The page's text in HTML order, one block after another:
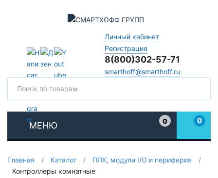
Личный кабинет
Регистрация
8(800)302-57-71
smarthoff@smarthoff.ru
МЕНЮ
0
0
Главная / Каталог / ПЛК, модули I/O и периферия
/
Контроллеры комнатные